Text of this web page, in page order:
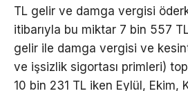
TL gelir ve damga vergisi
itibarıyla bu miktar 7 bin 557
gelir ile damga vergisi ve
ve işsizlik sigortası primleri)
10 bin 231 TL iken Eylül, Ekim,